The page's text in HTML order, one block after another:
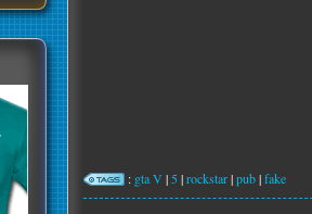
: gta V | 5 |rockstar|pub|fake